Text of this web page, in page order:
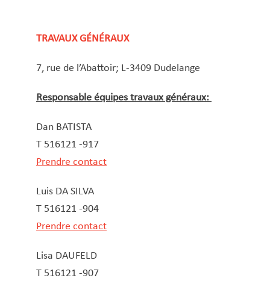
TRAVAUX GÉNÉRAUX
7, rue de l’Abattoir; L-3409 Dudelange
Responsable équipes travaux généraux:
Dan BATISTA
T 516121 -917
Prendre contact
Luis DA SILVA
T 516121 -904
Prendre contact
Lisa DAUFELD
T 516121 -907